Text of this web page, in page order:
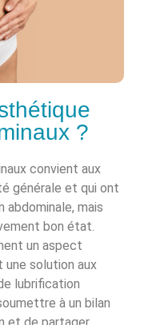
?
convient aux
générale et qui ont
abdominale, mais
bon état.
un aspect
solution aux
lubrification
à un bilan